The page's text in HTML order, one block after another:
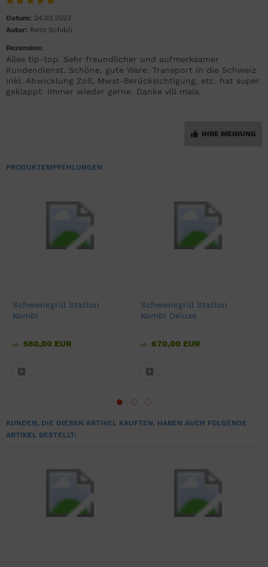
Datum: 24.03.2023
Autor: Reto Schibli
Rezension:
Alles tip-top. Sehr freundlicher und aufmerksamer
Kundendienst. Schöne, gute Ware. Transport in die Schweiz
inkl. Abwicklung Zoll, Mwst-Berücksichtigung, etc. hat super
geklappt. Immer wieder gerne. Danke vill mals.
IHRE MEINUNG
PRODUKTEMPFEHLUNGEN
Schwenkgrill Station
Kombi
ab 580,00 EUR
Schwenkgrill Station
Kombi Deluxe
ab 670,00 EUR
KUNDEN, DIE DIESEN ARTIKEL KAUFTEN, HABEN AUCH FOLGENDE
ARTIKEL BESTELLT: